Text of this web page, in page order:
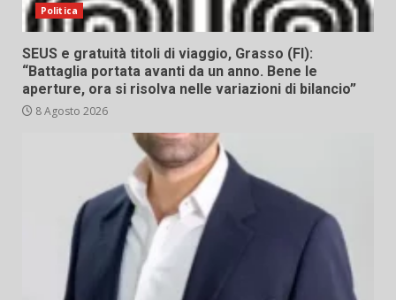
Politica
SEUS e gratuità titoli di viaggio, Grasso (FI):
“Battaglia portata avanti da un anno. Bene le
aperture, ora si risolva nelle variazioni di bilancio”
8 Agosto 2026